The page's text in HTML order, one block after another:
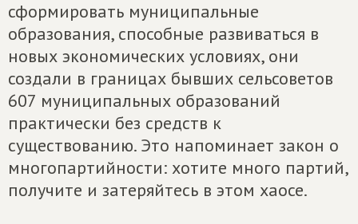
сформировать муниципальные
образования, способные развиваться в
новых экономических условиях, они
создали в границах бывших сельсоветов
607 муниципальных образований
практически без средств к
существованию. Это напоминает закон о
многопартийности: хотите много партий,
получите и затеряйтесь в этом хаосе.